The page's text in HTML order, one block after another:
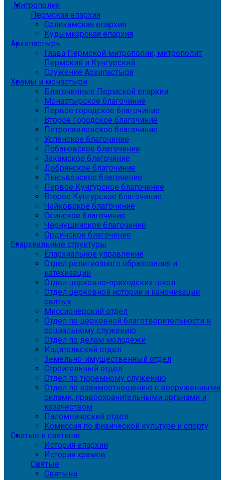
Митрополия
Пермская епархия
Соликамская епархия
Кудымкарская епархия
Архипастырь
Глава Пермской митрополии, митрополит
Пермский и Кунгурский
Служение Архипастыря
Храмы и монастыри
Благочинные Пермской епархии
Монастырское благочиние
Первое городское благочиние
Второе Городское благочиние
Петропавловское благочиние
Успенское благочиние
Лобановское благочиние
Закамское благочиние
Добрянское благочиние
Лысьвенское благочиние
Первое Кунгурское благочиние
Второе Кунгурское благочиние
Чайковское благочиние
Осинское благочиние
Чернушинское благочиние
Ординское благочиние
Епархиальные структуры
Епархиальное управление
Отдел религиозного образования и
катехизации
Отдел церковно-приходских школ
Отдел церковной истории и канонизации
святых
Миссионерский отдел
Отдел по церковной благотворительности и
социальному служению
Отдел по делам молодежи
Издательский отдел
Земельно-имущественный отдел
Строительный отдел
Отдел по тюремному служению
Отдел по взаимоотношению с вооруженными
силами, правоохранительными органами и
казачеством
Паломнический отдел
Комиссия по физической культуре и спорту
Святые и святыни
История епархии
История храмов
Святые
Святыни